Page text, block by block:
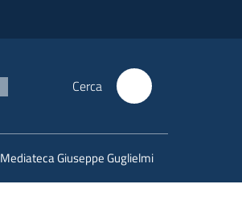
Cerca
Mediateca Giuseppe Guglielmi